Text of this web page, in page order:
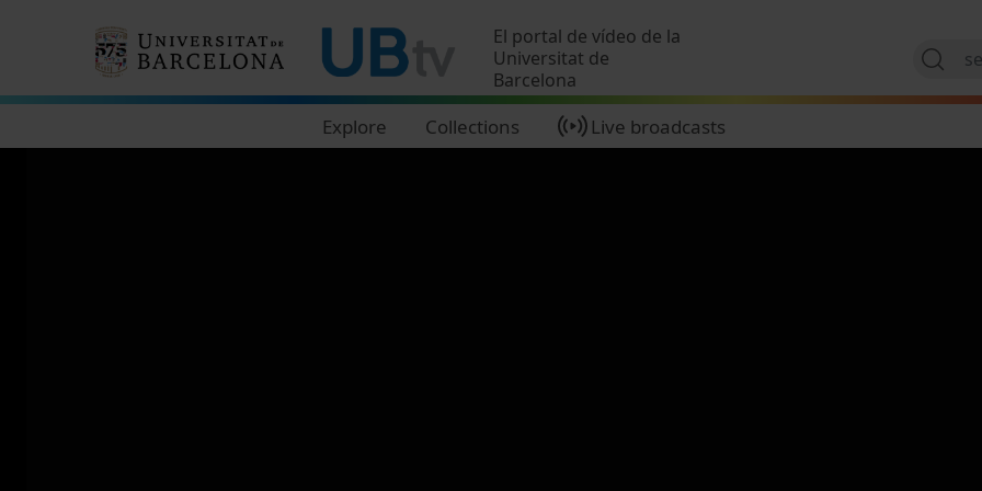
El portal de vídeo de la
Universitat de
Barcelona
Explore Collections Live broadcasts